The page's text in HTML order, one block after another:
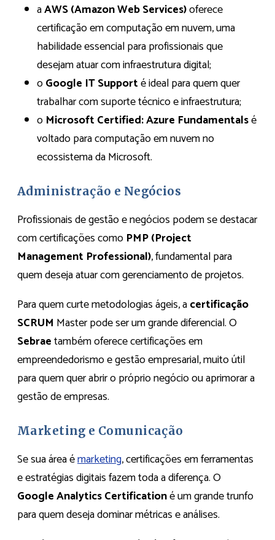
aAWS (Amazon Web Services)oferece
certificação em computação em nuvem, uma
habilidade essencial para profissionais que
desejam atuar com infraestrutura digital;
oGoogle IT Supporté ideal para quem quer
trabalhar com suporte técnico e infraestrutura;
o Microsoft Certified: Azure Fundamentalsé
voltado para computação em nuvem no
ecossistema da Microsoft.
Administração e Negócios
Profissionais de gestão e negócios podem se destacar
com certificações como PMP (Project
Management Professional), fundamental para
quem deseja atuar com gerenciamento de projetos.
Para quem curte metodologias ágeis, acertificação
SCRUM Master pode ser um grande diferencial. O
Sebraetambém oferece certificações em
empreendedorismo e gestão empresarial, muito útil
para quem quer abrir o próprio negócio ou aprimorar a
gestão de empresas.
Marketing e Comunicação
Se sua área émarketing, certificações em ferramentas
e estratégias digitais fazem toda a diferença. O
Google Analytics Certificationé um grande trunfo
para quem deseja dominar métricas e análises.